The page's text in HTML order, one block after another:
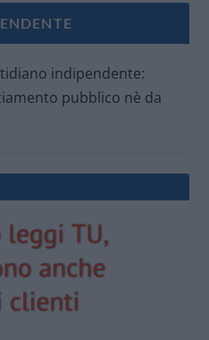
indipendente:
pubblico nè da